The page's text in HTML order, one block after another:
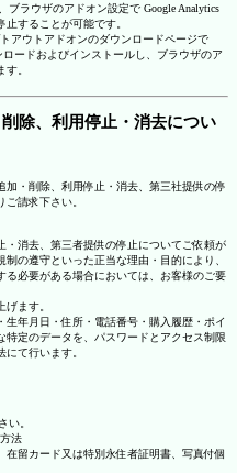
ブラウザのアドオン設定で Google Analytics
することが可能です。
アウトアドオンのダウンロードページで
ロードおよびインストールし、ブラウザのア
。
除、利用停止・消去につい
・削除、利用停止・消去、第三社提供の停
請求下さい。
・消去、第三者提供の停止についてご依頼が
の遵守といった正当な理由・目的により、
必要がある場合においては、お客様のご要
ます。
年月日・住所・電話番号・購入履歴・ポイ
定のデータを、パスワードとアクセス制限
て行います。
い。
法
留カード又は特別永住者証明書、写真付個